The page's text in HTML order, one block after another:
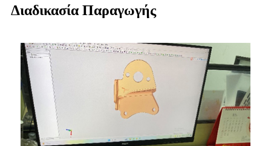
Διαδικασία Παραγωγής